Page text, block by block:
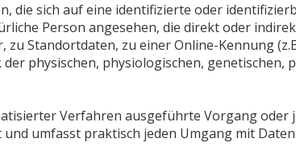
die sich auf eine identifizierte oder
Person angesehen, die direkt oder
Standortdaten, zu einer Online-Kennung
physischen, physiologischen,
Verfahren ausgeführte Vorgang oder
umfasst praktisch jeden Umgang mit Daten.